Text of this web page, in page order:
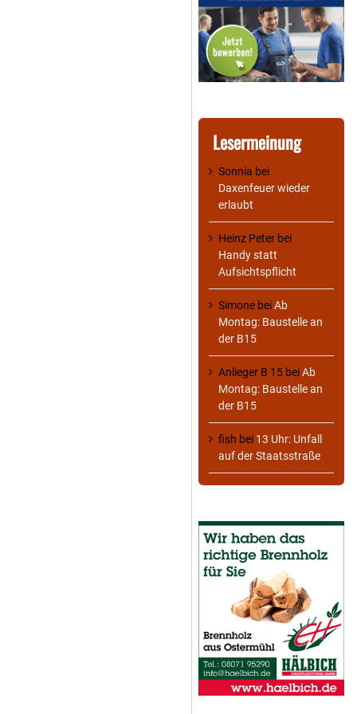
Lesermeinung
Sonnia bei
Daxenfeuer wieder
erlaubt
Heinz Peter bei
Handy statt
Aufsichtspflicht
Simone beiAb
Montag: Baustelle an
der B15
Anlieger B 15 beiAb
Montag: Baustelle an
der B15
fish bei 13 Uhr: Unfall
auf der Staatsstraße